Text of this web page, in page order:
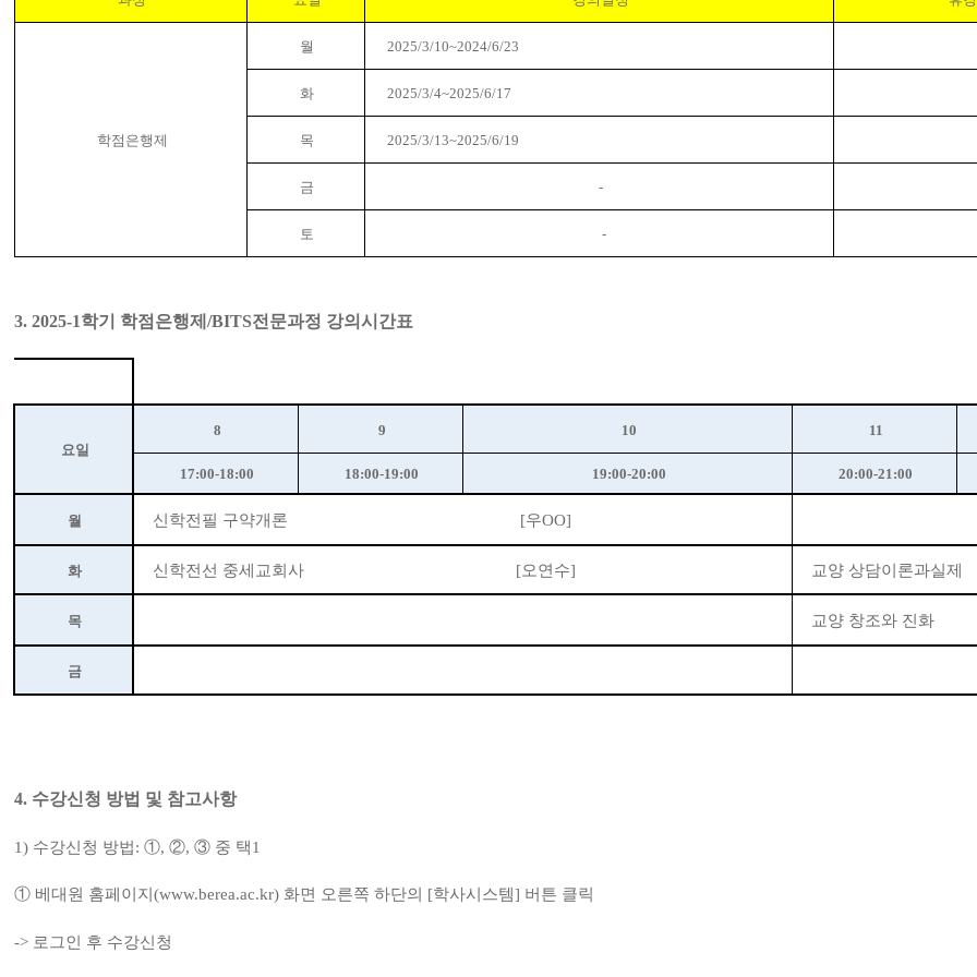
학점 은행제
월 2025/3/10~2024/6/23
화 2025/3/4~2025/6/17
목 2025/3/13~2025/6/19
금 -
토 -
3. 2025-1학기 학점은행제 /BITS전문과정 강의시간표
요일
8 9 10 11
17:00-18:00 18:00-19:00 19:00-20:00 20:00-21:00
월 신학전필 구약개론 [우OO]
화 신학전선 중세교회사 [오연수] 교양 상담이론과실제
목 교양 창조와 진화
금
4. 수강신청 방법 및 참고사항
1) 수강신청 방법: ①, ②, ③ 중 택1
① 베대원 홈페이지 (www.berea.ac.kr) 화면 오른쪽 하단의 [학사시스템] 버튼 클릭
-> 로그인 후 수강신청